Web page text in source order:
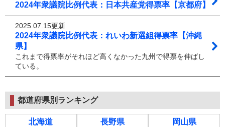
2024年衆議院比例代表：日本共産党得票率【京都府】
2025.07.15更新
2024年衆議院比例代表：れいわ新選組得票率【沖縄
県】
これまで得票率がそれほど高くなかった九州で得票を伸ばし
ている。
都道府県別ランキング
北海道
長野県
岡山県